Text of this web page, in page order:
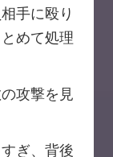
手に殴り
めて処理
攻撃を見
ぎ、背後